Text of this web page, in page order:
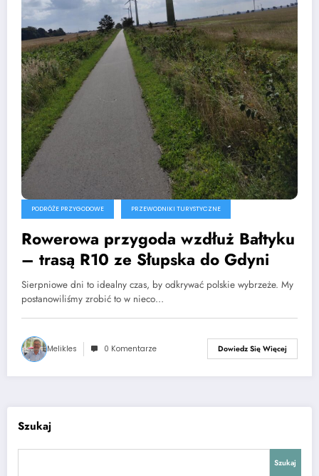
PODRÓŻE PRZYGODOWE PRZEWODNIKI TURYSTYCZNE
Rowerowa przygoda wzdłuż Bałtyku
– trasą R10 ze Słupska do Gdyni
Sierpniowe dni to idealny czas, by odkrywać polskie wybrzeże. My
postanowiliśmy zrobić to w nieco…
Melikles 0 Komentarze Dowiedz Się Więcej
Szukaj
Szukaj